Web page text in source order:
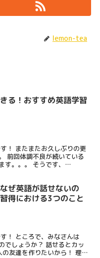
lemon-tea
る！おすすめ英語学習
！ またまたお久しぶりの更
前回体調不良が続いている
。。。 そうです、
ぜ英語が話せないの
得における3つのこと
！ ところで、みなさんは
でしょうか？ 話せるとカッ
友達を作りたいから！ 理由